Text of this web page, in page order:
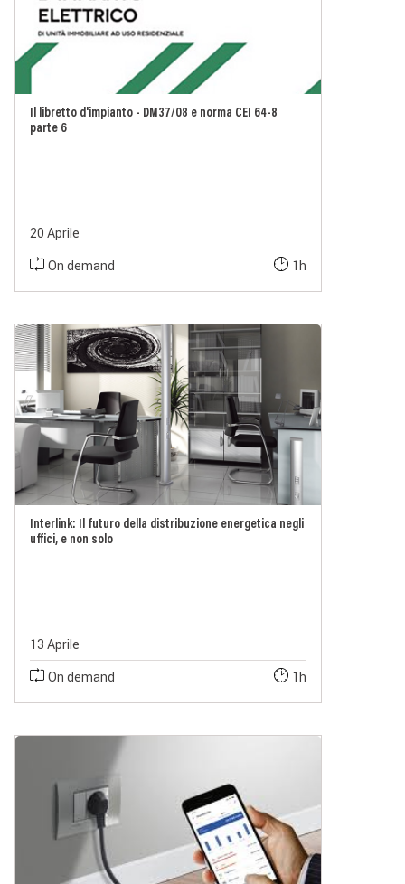
Il libretto d'impianto - DM37/08 e norma CEI 64-8
parte 6
20 Aprile
On demand
1h
Interlink: Il futuro della distribuzione energetica negli
uffici, e non solo
13 Aprile
On demand
1h